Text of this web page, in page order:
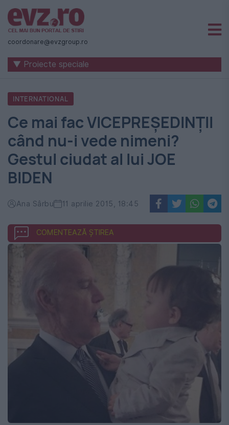
Știri
naționale
internaționale
România
-
Evenimentul
Zilei
coordonare@evzgroup.ro
▼ Proiecte speciale
INTERNATIONAL
Ce mai fac VICEPREȘEDINȚII
când nu-i vede nimeni?
Gestul ciudat al lui JOE
BIDEN
Ana Sârbu 11 aprilie 2015, 18:45
COMENTEAZĂ ȘTIREA